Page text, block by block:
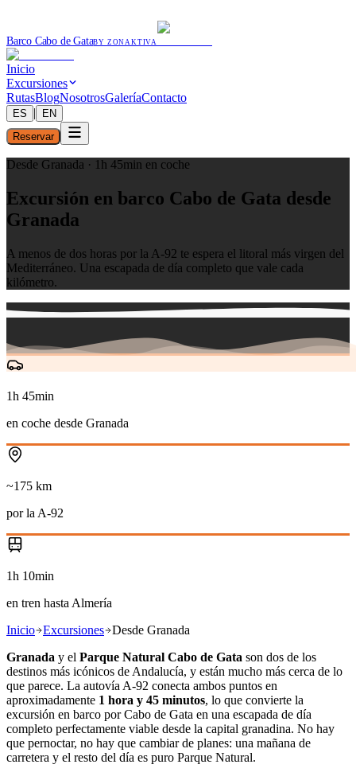
Barco Cabo de GataBY ZONAKTIVA
Inicio
Excursiones
RutasBlogNosotrosGaleríaContacto
ES |
EN
Reservar
Desde Granada · 1h 45min en coche
Excursión en barco Cabo de Gata desde
Granada
A menos de dos horas por la A-92 te espera el litoral más virgen del
Mediterráneo. Una escapada de día completo que vale cada
kilómetro.
1h 45min
en coche desde Granada
~175 km
por la A-92
1h 10min
en tren hasta Almería
Inicio Excursiones Desde Granada
Granada y el Parque Natural Cabo de Gata son dos de los
destinos más icónicos de Andalucía, y están mucho más cerca de lo
que parece. La autovía A-92 conecta ambos puntos en
aproximadamente 1 hora y 45 minutos, lo que convierte la
excursión en barco por Cabo de Gata en una escapada de día
completo perfectamente viable desde la capital granadina. No hay
que pernoctar, no hay que cambiar de planes: una mañana de
carretera y el resto del día es puro Parque Natural.